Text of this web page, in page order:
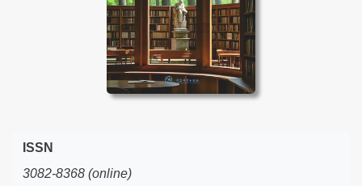
ISSN
3082-8368 (online)